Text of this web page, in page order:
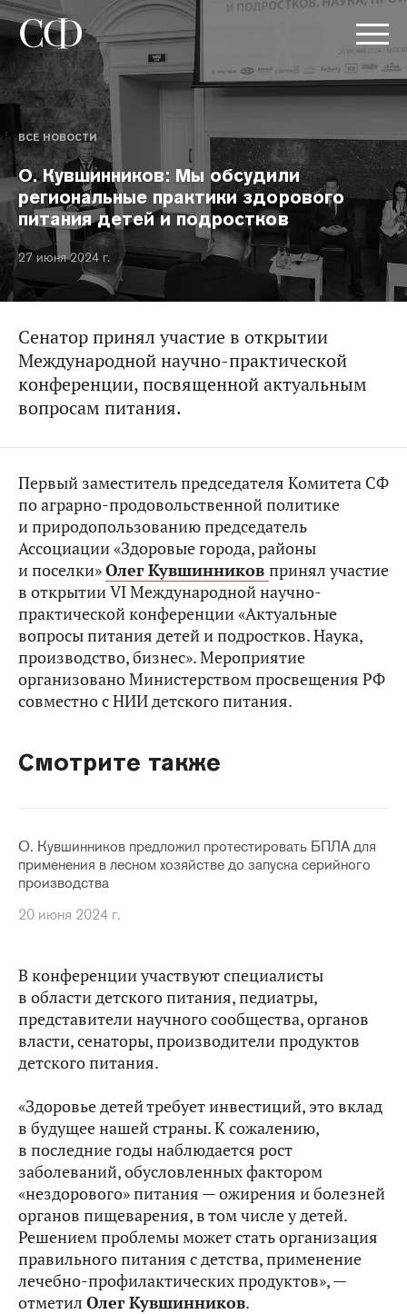
ВСЕ НОВОСТИ
О. Кувшинников: Мы обсудили
региональные практики здорового
питания детей и подростков
27 июня 2024 г.
Сенатор принял участие в открытии
Международной научно-практической
конференции, посвященной актуальным
вопросам питания.
Первый заместитель председателя Комитета СФ
по аграрно-продовольственной политике
и природопользованию председатель
Ассоциации «Здоровые города, районы
и поселки»Олег Кувшинников принял участие
в открытии VI Международной научно-
практической конференции «Актуальные
вопросы питания детей и подростков. Наука,
производство, бизнес». Мероприятие
организовано Министерством просвещения РФ
совместно с НИИ детского питания.
Смотрите также
О. Кувшинников предложил протестировать БПЛА для
применения в лесном хозяйстве до запуска серийного
производства
20 июня 2024 г.
В конференции участвуют специалисты
в области детского питания, педиатры,
представители научного сообщества, органов
власти, сенаторы, производители продуктов
детского питания.
«Здоровье детей требует инвестиций, это вклад
в будущее нашей страны. К сожалению,
в последние годы наблюдается рост
заболеваний, обусловленных фактором
«нездорового» питания — ожирения и болезней
органов пищеварения, в том числе у детей.
Решением проблемы может стать организация
правильного питания с детства, применение
лечебно-профилактических продуктов», —
отметил Олег Кувшинников.